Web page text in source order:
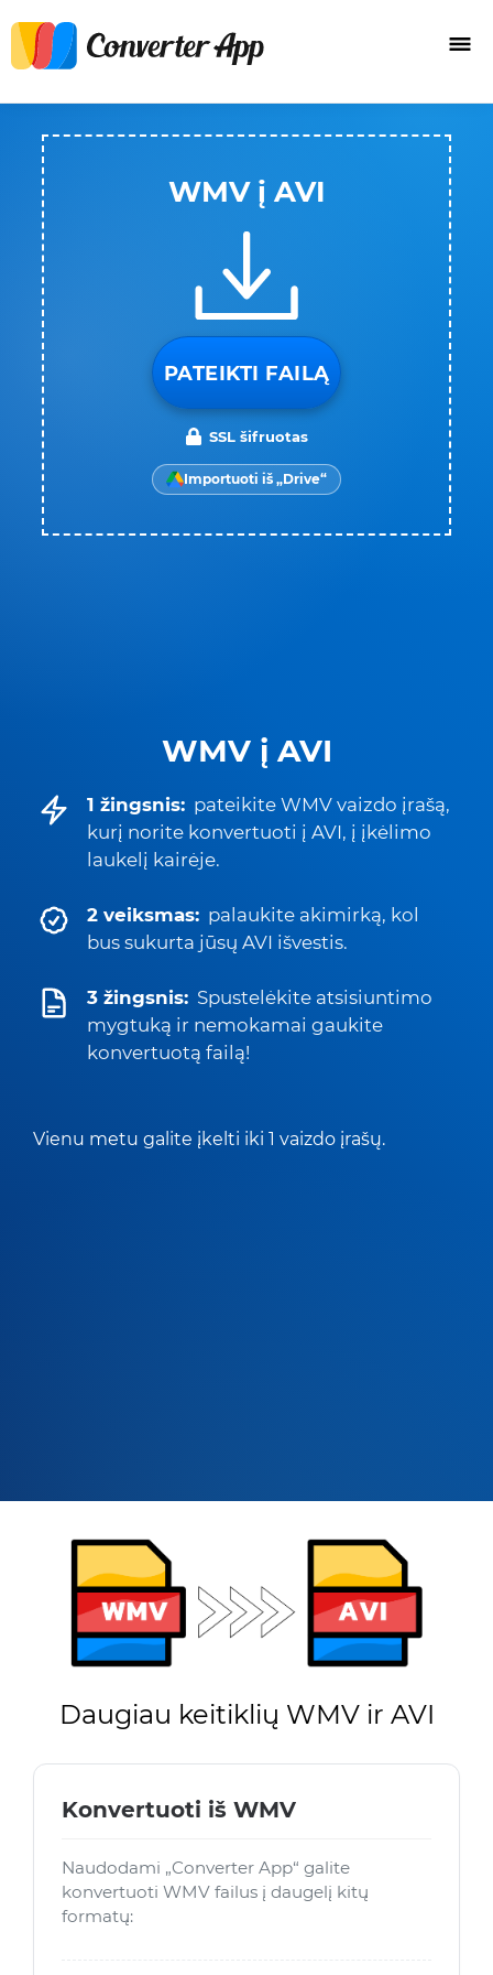
WMV į AVI
1 žingsnis: pateikite WMV vaizdo įrašą,
kurį norite konvertuoti į AVI, į įkėlimo
laukelį kairėje.
2 veiksmas: palaukite akimirką, kol
bus sukurta jūsų AVI išvestis.
3 žingsnis: Spustelėkite atsisiuntimo
mygtuką ir nemokamai gaukite
konvertuotą failą!
Vienu metu galite įkelti iki 1 vaizdo įrašų.
WMV į AVI
PATEIKTI FAILĄ
SSL šifruotas
Importuoti iš „Drive“
Daugiau keitiklių WMV ir AVI
Konvertuoti iš WMV
Naudodami „Converter App“ galite
konvertuoti WMV failus į daugelį kitų
formatų: